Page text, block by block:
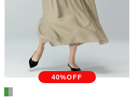
40%OFF